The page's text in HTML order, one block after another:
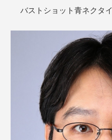
バストショット青ネクタイ